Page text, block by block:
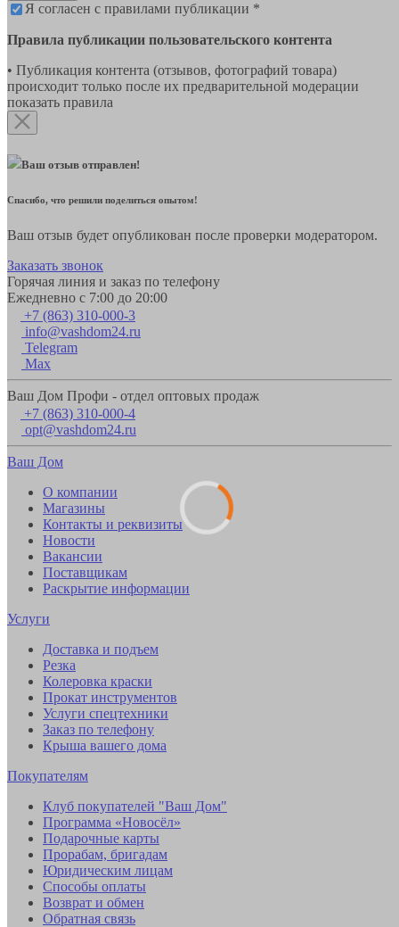
Я согласен с правилами публикации *
Правила публикации пользовательского контента
• Публикация контента (отзывов, фотографий товара)
происходит только после их предварительной модерации
показать правила
Ваш отзыв отправлен!
Спасибо, что решили поделиться опытом!
Ваш отзыв будет опубликован после проверки модератором.
Заказать звонок
Горячая линия и заказ по телефону
Ежедневно с 7:00 до 20:00
+7 (863) 310-000-3
info@vashdom24.ru
Telegram
Max
Ваш Дом Профи - отдел оптовых продаж
+7 (863) 310-000-4
opt@vashdom24.ru
Ваш Дом
О компании
Магазины
Контакты и реквизиты
Новости
Вакансии
Поставщикам
Раскрытие информации
Услуги
Доставка и подъем
Резка
Колеровка краски
Прокат инструментов
Услуги спецтехники
Заказ по телефону
Крыша вашего дома
Покупателям
Клуб покупателей "Ваш Дом"
Программа «Новосёл»
Подарочные карты
Прорабам, бригадам
Юридическим лицам
Способы оплаты
Возврат и обмен
Обратная связь